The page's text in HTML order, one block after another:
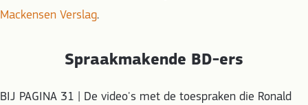
Mackensen Verslag.
Spraakmakende BD-ers
BIJ PAGINA 31 | De video's met de toespraken die Ronald